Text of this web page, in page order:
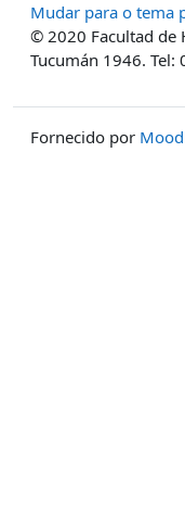
Mudar para o tema
© 2020 Facultad de
Tucumán 1946. Tel:
Fornecido por